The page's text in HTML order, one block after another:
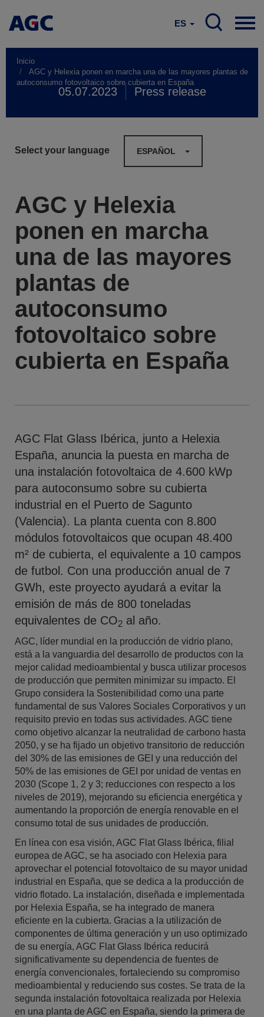
ES
Inicio
AGC y Helexia ponen en marcha una de las mayores plantas de
autoconsumo fotovoltaico sobre cubierta en España
05.07.2023 Press release
Select your language ESPAÑOL
AGC y Helexia
ponen en marcha
una de las mayores
plantas de
autoconsumo
fotovoltaico sobre
cubierta en España
AGC Flat Glass Ibérica, junto a Helexia
España, anuncia la puesta en marcha de
una instalación fotovoltaica de 4.600 kWp
para autoconsumo sobre su cubierta
industrial en el Puerto de Sagunto
(Valencia). La planta cuenta con 8.800
módulos fotovoltaicos que ocupan 48.400
m² de cubierta, el equivalente a 10 campos
de futbol. Con una producción anual de 7
GWh, este proyecto ayudará a evitar la
emisión de más de 800 toneladas
equivalentes de CO2 al año.
AGC, líder mundial en la producción de vidrio plano,
está a la vanguardia del desarrollo de productos con la
mejor calidad medioambiental y busca utilizar procesos
de producción que permiten minimizar su impacto. El
Grupo considera la Sostenibilidad como una parte
fundamental de sus Valores Sociales Corporativos y un
requisito previo en todas sus actividades. AGC tiene
como objetivo alcanzar la neutralidad de carbono hasta
2050, y se ha fijado un objetivo transitorio de reducción
del 30% de las emisiones de GEI y una reducción del
50% de las emisiones de GEI por unidad de ventas en
2030 (Scope 1, 2 y 3; reducciones con respecto a los
niveles de 2019), mejorando su eficiencia energética y
aumentando la proporción de energía renovable en el
consumo total de sus unidades de producción.
En línea con esa visión, AGC Flat Glass Ibérica, filial
europea de AGC, se ha asociado con Helexia para
aprovechar el potencial fotovoltaico de su mayor unidad
industrial en España, que se dedica a la producción de
vidrio flotado. La instalación, diseñada e implementada
por Helexia España, se ha integrado de manera
eficiente en la cubierta. Gracias a la utilización de
componentes de última generación y un uso optimizado
de su energía, AGC Flat Glass Ibérica reducirá
significativamente su dependencia de fuentes de
energía convencionales, fortaleciendo su compromiso
medioambiental y reduciendo sus costes. Se trata de la
segunda instalación fotovoltaica realizada por Helexia
en una planta de AGC en España, siendo la primera de